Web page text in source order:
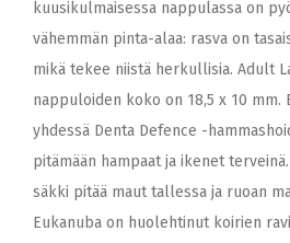
kuusikulmaisessa nappulassa on
vähemmän pinta-alaa: rasva on
mikä tekee niistä herkullisia. Adult
nappuloiden koko on 18,5 x 10
yhdessä Denta Defence -
pitämään hampaat ja ikenet
säkki pitää maut tallessa ja ruoan
Eukanuba on huolehtinut koirien